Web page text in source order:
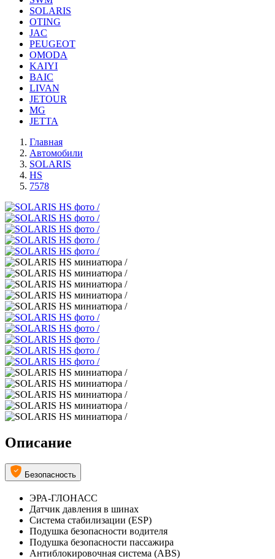
SOLARIS
OTING
JAC
PEUGEOT
OMODA
KAIYI
BAIC
LIVAN
JETOUR
MG
JETTA
Главная
Автомобили
SOLARIS
HS
7578
Описание
Безопасность
ЭРА-ГЛОНАСС
Датчик давления в шинах
Система стабилизации (ESP)
Подушка безопасности водителя
Подушка безопасности пассажира
Антиблокировочная система (ABS)